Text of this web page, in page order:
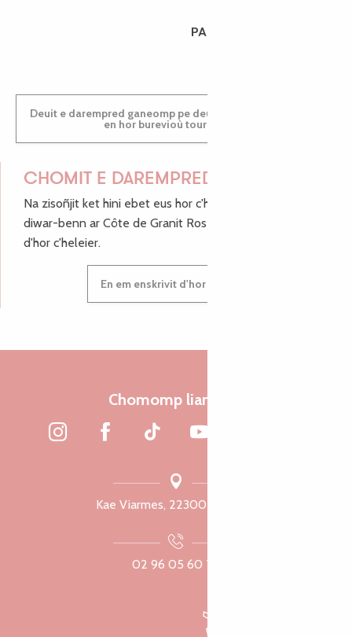
PAULINE
Deuit e darempred ganeomp pe deuit da welet ac'hanomp
en hor burevioù touristerezh
CHOMIT E DAREMPRED !
Na zisoñjit ket hini ebet eus hor c'hinnigoù mat ha keleier
diwar-benn ar Côte de Granit Rose, enskrivit hoc'h anv
d'hor c'heleier.
En em enskrivit d'hor c'heleier
Chomomp liammet
Kae Viarmes, 22300 Lannuon
02 96 05 60 70